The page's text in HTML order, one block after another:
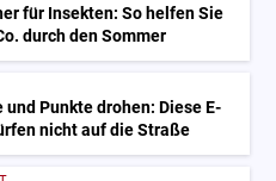
für Insekten: So helfen Sie
durch den Sommer
und Punkte drohen: Diese E-
nicht auf die Straße